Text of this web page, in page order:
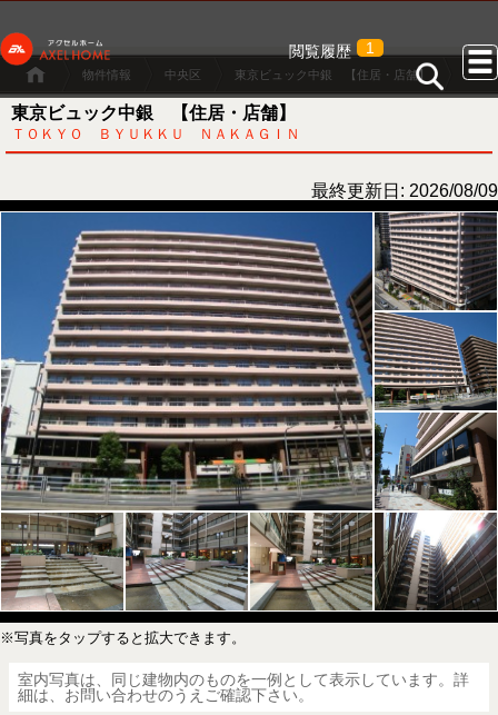
閲覧履歴 1
物件情報 中央区 東京ビュック中銀 【住居・店舗】
東京ビュック中銀 【住居・店舗】
ＴＯＫＹＯ ＢＹＵＫＫＵ ＮＡＫＡＧＩＮ
最終更新日: 2026/08/09
※写真をタップすると拡大できます。
室内写真は、同じ建物内のものを一例として表示しています。詳
細は、お問い合わせのうえご確認下さい。